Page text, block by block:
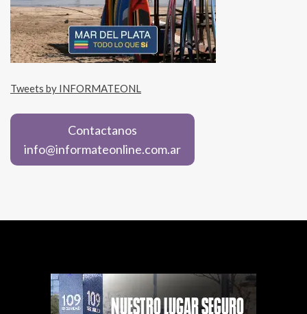
Tweets by INFORMATEONL
Contactanos
info@informateonline.com.ar